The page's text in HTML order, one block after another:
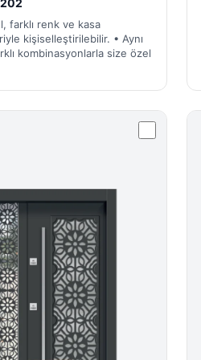
farklı renk ve kasa
kişiselleştirilebilir. • Aynı
kombinasyonlarla size özel